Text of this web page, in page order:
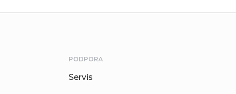
PODPORA
Servis